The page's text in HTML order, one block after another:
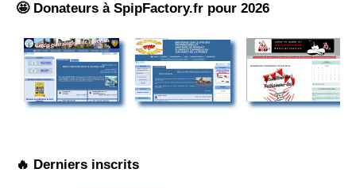
🤩 Donateurs à SpipFactory.fr pour 2026
🔥 Derniers inscrits